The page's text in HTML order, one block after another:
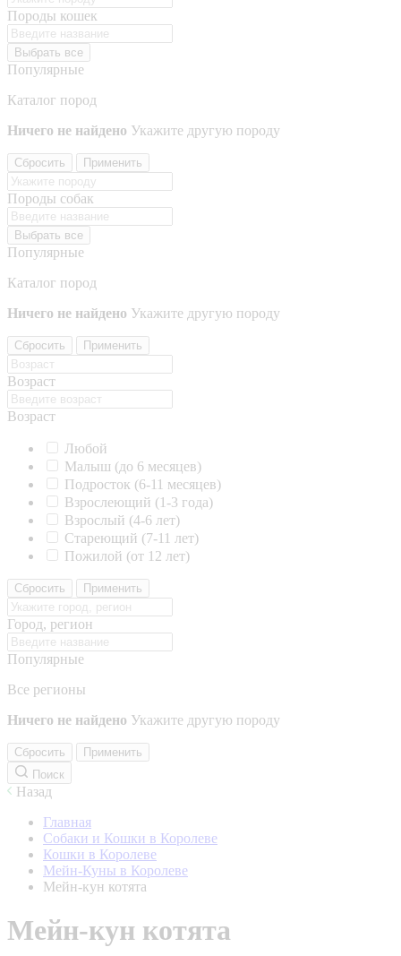
Породы кошек
Выбрать все
Популярные
Каталог пород
Ничего не найдено Укажите другую породу
Сбросить Применить
Породы собак
Выбрать все
Популярные
Каталог пород
Ничего не найдено Укажите другую породу
Сбросить Применить
Возраст
Возраст
Любой
Малыш (до 6 месяцев)
Подросток (6-11 месяцев)
Взрослеющий (1-3 года)
Взрослый (4-6 лет)
Стареющий (7-11 лет)
Пожилой (от 12 лет)
Сбросить Применить
Город, регион
Популярные
Все регионы
Ничего не найдено Укажите другую породу
Сбросить
Применить
Поиск
Назад
Главная
Собаки и Кошки в Королеве
Кошки в Королеве
Мейн-Куны в Королеве
Мейн-кун котята
Мейн-кун котята